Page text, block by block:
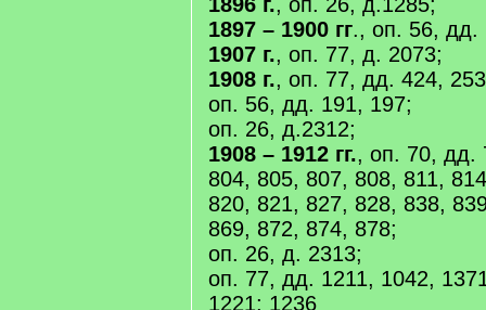
1897 – 1900 гг., оп. 56, дд.
1907 г., оп. 77, д. 2073;
1908 г., оп. 77, дд. 424,
оп. 56, дд. 191, 197;
оп. 26, д.2312;
1908 – 1912 гг., оп. 70, дд.
804, 805, 807, 808, 811,
820, 821, 827, 828, 838,
869, 872, 874, 878;
оп. 26, д. 2313;
оп. 77, дд. 1211, 1042,
1221; 1236